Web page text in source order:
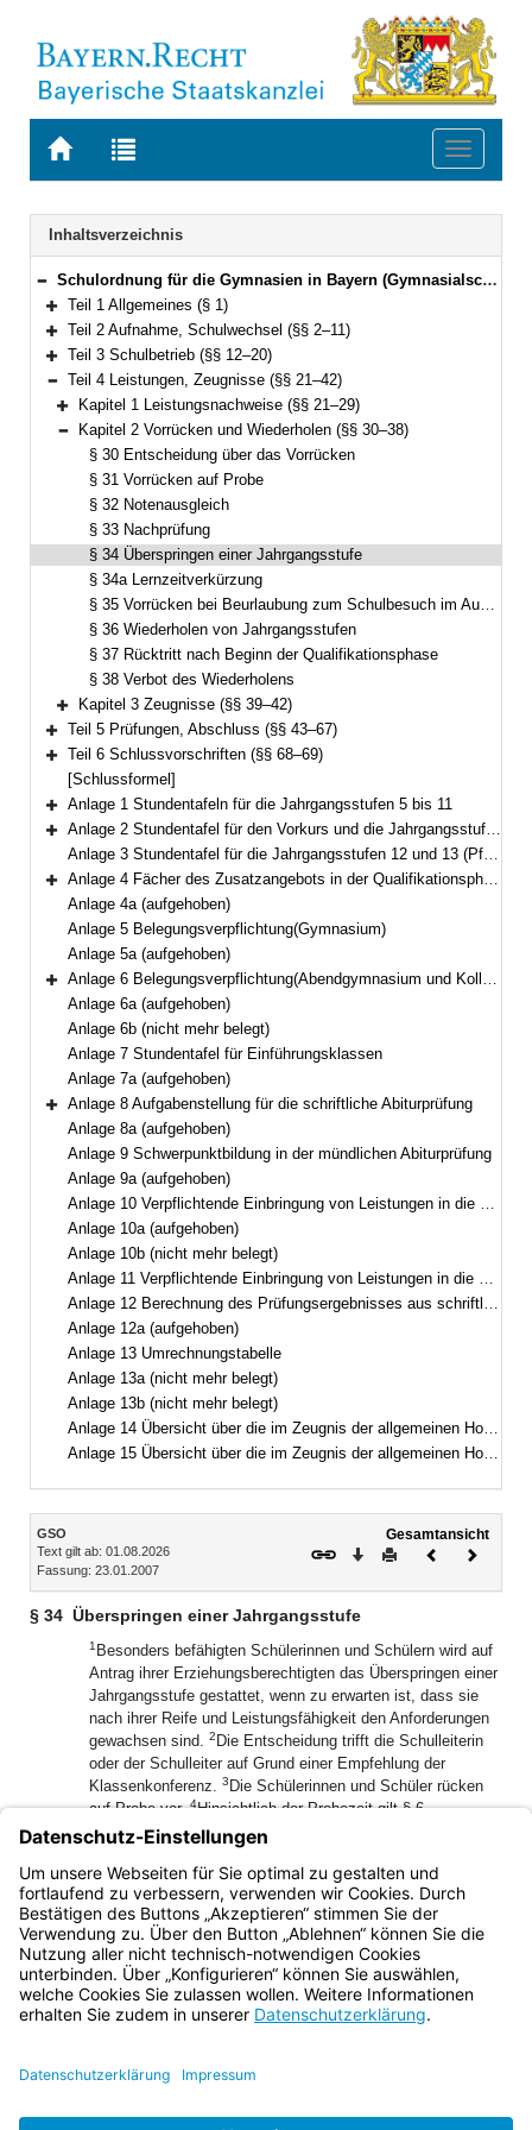
Zur
BAYERN.RECHT
Zur
letzten
Suche
Toggle
Navigation
Inhaltsverzeichnis
Bereich reduzieren
Schulordnung für die Gymnasien in Bayern (Gymnasialschulordnung – GSO) Vom 23. Januar 2007 (GVBl. S. 68) BayRS 2235-1-1-1-K (§§ 1–69)
Bereich erweitern
Teil 1 Allgemeines (§ 1)
Bereich erweitern
Teil 2 Aufnahme, Schulwechsel (§§ 2–11)
Bereich erweitern
Teil 3 Schulbetrieb (§§ 12–20)
Bereich reduzieren
Teil 4 Leistungen, Zeugnisse (§§ 21–42)
Bereich erweitern
Kapitel 1 Leistungsnachweise (§§ 21–29)
Bereich reduzieren
Kapitel 2 Vorrücken und Wiederholen (§§ 30–38)
§ 30 Entscheidung über das Vorrücken
§ 31 Vorrücken auf Probe
§ 32 Notenausgleich
§ 33 Nachprüfung
§ 34 Überspringen einer Jahrgangsstufe
§ 34a Lernzeitverkürzung
§ 35 Vorrücken bei Beurlaubung zum Schulbesuch im Ausland
§ 36 Wiederholen von Jahrgangsstufen
§ 37 Rücktritt nach Beginn der Qualifikationsphase
§ 38 Verbot des Wiederholens
Bereich erweitern
Kapitel 3 Zeugnisse (§§ 39–42)
Bereich erweitern
Teil 5 Prüfungen, Abschluss (§§ 43–67)
Bereich erweitern
Teil 6 Schlussvorschriften (§§ 68–69)
[Schlussformel]
Bereich erweitern
Anlage 1 Stundentafeln für die Jahrgangsstufen 5 bis 11
Bereich erweitern
Anlage 2 Stundentafel für den Vorkurs und die Jahrgangsstufe I
Anlage 3 Stundentafel für die Jahrgangsstufen 12 und 13 (Pflicht- und Wahlpflichtbereich)
Bereich erweitern
Anlage 4 Fächer des Zusatzangebots in der Qualifikationsphase
Anlage 4a (aufgehoben)
Anlage 5 Belegungsverpflichtung(Gymnasium)
Anlage 5a (aufgehoben)
Bereich erweitern
Anlage 6 Belegungsverpflichtung(Abendgymnasium und Kolleg)
Anlage 6a (aufgehoben)
Anlage 6b (nicht mehr belegt)
Anlage 7 Stundentafel für Einführungsklassen
Anlage 7a (aufgehoben)
Bereich erweitern
Anlage 8 Aufgabenstellung für die schriftliche Abiturprüfung
Anlage 8a (aufgehoben)
Anlage 9 Schwerpunktbildung in der mündlichen Abiturprüfung
Anlage 9a (aufgehoben)
Anlage 10 Verpflichtende Einbringung von Leistungen in die Gesamtqualifikation(Gymnasium und Kolleg)
Anlage 10a (aufgehoben)
Anlage 10b (nicht mehr belegt)
Anlage 11 Verpflichtende Einbringung von Leistungen in die Gesamtqualifikation(Abendgymnasium)
Anlage 12 Berechnung des Prüfungsergebnisses aus schriftlicher Prüfung und mündlicher Zusatzprüfung
Anlage 12a (aufgehoben)
Anlage 13 Umrechnungstabelle
Anlage 13a (nicht mehr belegt)
Anlage 13b (nicht mehr belegt)
Anlage 14 Übersicht über die im Zeugnis der allgemeinen Hochschulreife für andere Bewerberinnen und Bewerber erreichbare Höchstzahl von Punkten
Anlage 15 Übersicht über die im Zeugnis der allgemeinen Hochschulreife für andere Bewerberinnen und Bewerber für Schülerinnen und Schüler staatlich genehmigter Ersatzschulen erreichbare Höchstzahl von Punkten, wenn von der Ersetzungsmöglichkeit nach § 64 Abs. 2 Gebrauch gemacht wird
Inhalt
GSO
Text gilt ab: 01.08.2026
Fassung: 23.01.2007
Gesamtansicht
Download
DruckenVorheriges
§ 34 Überspringen einer Jahrgangsstufe
1 Besonders befähigten Schülerinnen und Schülern wird auf
Antrag ihrer Erziehungsberechtigten das Überspringen einer
Jahrgangsstufe gestattet, wenn zu erwarten ist, dass sie
nach ihrer Reife und Leistungsfähigkeit den Anforderungen
gewachsen sind. 2 Die Entscheidung trifft die Schulleiterin
oder der Schulleiter auf Grund einer Empfehlung der
Klassenkonferenz. 3 Die Schülerinnen und Schüler rücken
auf Probe vor.4Hinsichtlich der Probezeit gilt § 6
entsprechend; für das Vorrücken auf Probe in die
Jahrgangsstufe 12 gilt § 31 Abs. 4 entsprechend.
Überspringen von Ausbildungsabschnitten in der
Qualifikationsphase ist nicht zulässig.
Bayern.de
BayernPortal
Impressum